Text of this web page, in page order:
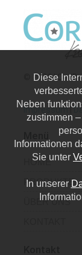
© 2026 |
Impressum|
HOME
PRODUKTE
ÜBER UNS
Diese
Neben
zustimmen
Informationen
Sie unter
In unserer